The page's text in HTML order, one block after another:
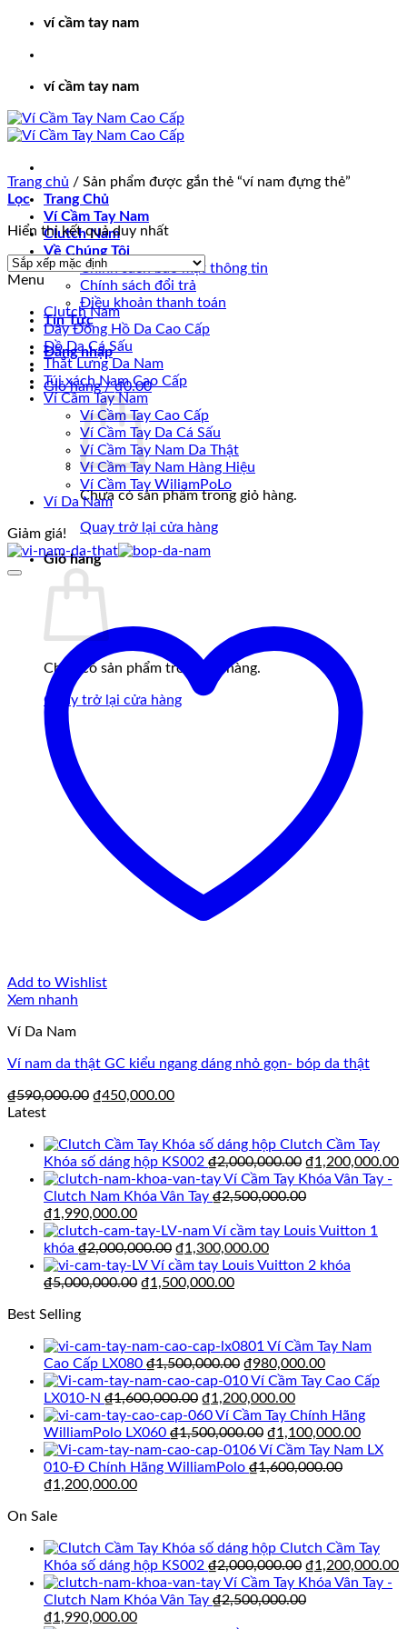
ví cầm tay nam
ví cầm tay nam
Trang Chủ
Ví Cầm Tay Nam
Clutch Nam
Về Chúng Tôi
Chính sách bảo mật thông tin
Chính sách đổi trả
Điều khoản thanh toán
Tin Tức
Đăng nhập
Giỏ hàng /₫0.00
Chưa có sản phẩm trong giỏ hàng.
Quay trở lại cửa hàng
Giỏ hàng
Chưa có sản phẩm trong giỏ hàng.
Quay trở lại cửa hàng
Trang chủ / Sản phẩm được gắn thẻ “ví nam đựng thẻ”
Lọc
Hiển thị kết quả duy nhất
Menu
Clutch Nam
Dây Đồng Hồ Da Cao Cấp
Đồ Da Cá Sấu
Thắt Lưng Da Nam
Túi xách Nam Cao Cấp
Ví Cầm Tay Nam
Ví Cầm Tay Cao Cấp
Ví Cầm Tay Da Cá Sấu
Ví Cầm Tay Nam Da Thật
Ví Cầm Tay Nam Hàng Hiệu
Ví Cầm Tay WiliamPoLo
Ví Da Nam
Giảm giá!
Add to Wishlist
Xem nhanh
Ví Da Nam
Ví nam da thật GC kiểu ngang dáng nhỏ gọn- bóp da thật
₫590,000.00 Giá
₫590,000.00.
₫450,000.00Giá
là:
₫450,000.00.
Latest
Clutch Cầm Tay
Khóa số dáng hộp KS002 ₫2,000,000.00 Giá
gốc
là:
₫1,200,000.00
Ví Cầm Tay Khóa Vân Tay -
Clutch Nam Khóa Vân Tay ₫2,500,000.00
Giá
gốc
là:
₫2,500,000.00.
₫1,990,000.00Giá
hiện
tại
là:
₫1,990,000.00.
Ví cầm tay Louis Vuitton 1
khóa ₫2,000,000.00 Giá
gốc
là:
₫1,300,000.00Giá
hiện
Ví cầm tay Louis Vuitton 2 khóa
₫5,000,000.00 Giá
₫1,500,000.00Giá
₫1,500,000.00.
Best Selling
Ví Cầm Tay Nam
Cao Cấp LX080 ₫1,500,000.00 Giá
gốc
là:
₫1,500,000.00.
₫980,000.00Giá
hiện
là:
Ví Cầm Tay Cao Cấp
LX010-N ₫1,600,000.00 Giá
gốc
là:
₫1,600,000.00.
₫1,200,000.00Giá
hiện
tại
là:
₫1,200,000.00.
Ví Cầm Tay Chính Hãng
WilliamPolo LX060 ₫1,500,000.00 Giá
gốc
là:
₫1,100,000.00Giá
hiện
Ví Cầm Tay Nam LX
010-Đ Chính Hãng WilliamPolo ₫1,600,000.00
Giá
là:
₫1,200,000.00Giá
₫1,200,000.00.
On Sale
Clutch Cầm Tay
Khóa số dáng hộp KS002 ₫2,000,000.00 Giá
gốc
là:
₫1,200,000.00
Ví Cầm Tay Khóa Vân Tay -
Clutch Nam Khóa Vân Tay ₫2,500,000.00
Giá
₫1,990,000.00Giá